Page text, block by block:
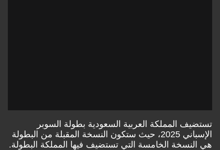
تستضيف المملكة العربية السعودية بطولة السوبر
الإسباني 2025، حيث ستكون النسخة المقبلة من البطولة
هي النسخة الخامسة التي تستضيف فيها المملكة البطولة.